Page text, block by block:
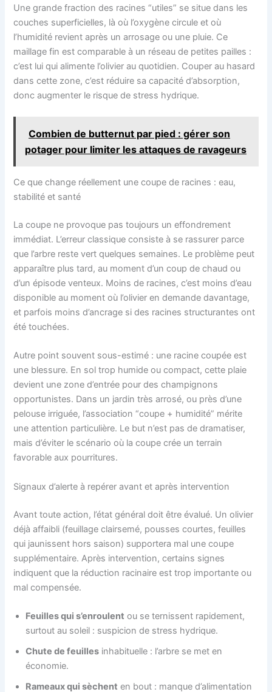
Une grande fraction des racines “utiles” se situe dans les
couches superficielles, là où l’oxygène circule et où
l’humidité revient après un arrosage ou une pluie. Ce
maillage fin est comparable à un réseau de petites pailles :
c’est lui qui alimente l’olivier au quotidien. Couper au hasard
dans cette zone, c’est réduire sa capacité d’absorption,
donc augmenter le risque de stress hydrique.
Combien de butternut par pied : gérer son
potager pour limiter les attaques de ravageurs
Ce que change réellement une coupe de racines : eau,
stabilité et santé
La coupe ne provoque pas toujours un effondrement
immédiat. L’erreur classique consiste à se rassurer parce
que l’arbre reste vert quelques semaines. Le problème peut
apparaître plus tard, au moment d’un coup de chaud ou
d’un épisode venteux. Moins de racines, c’est moins d’eau
disponible au moment où l’olivier en demande davantage,
et parfois moins d’ancrage si des racines structurantes ont
été touchées.
Autre point souvent sous-estimé : une racine coupée est
une blessure. En sol trop humide ou compact, cette plaie
devient une zone d’entrée pour des champignons
opportunistes. Dans un jardin très arrosé, ou près d’une
pelouse irriguée, l’association “coupe + humidité” mérite
une attention particulière. Le but n’est pas de dramatiser,
mais d’éviter le scénario où la coupe crée un terrain
favorable aux pourritures.
Signaux d’alerte à repérer avant et après intervention
Avant toute action, l’état général doit être évalué. Un olivier
déjà affaibli (feuillage clairsemé, pousses courtes, feuilles
qui jaunissent hors saison) supportera mal une coupe
supplémentaire. Après intervention, certains signes
indiquent que la réduction racinaire est trop importante ou
mal compensée.
Feuilles qui s’enroulent ou se ternissent rapidement,
surtout au soleil : suspicion de stress hydrique.
Chute de feuilles inhabituelle : l’arbre se met en
économie.
Rameaux qui sèchent en bout : manque d’alimentation